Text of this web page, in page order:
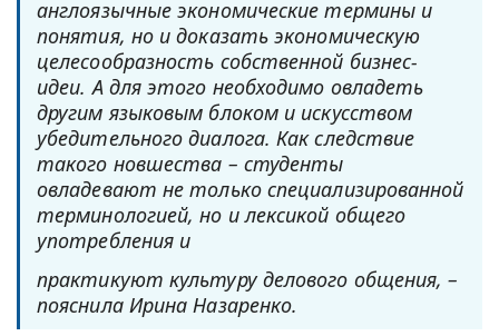
англоязычные экономические термины и
понятия, но и доказать экономическую
целесообразность собственной бизнес-
идеи. А для этого необходимо овладеть
другим языковым блоком и искусством
убедительного диалога. Как следствие
такого новшества – студенты
овладевают не только специализированной
терминологией, но и лексикой общего
употребления и
практикуют культуру делового общения, –
пояснила Ирина Назаренко.